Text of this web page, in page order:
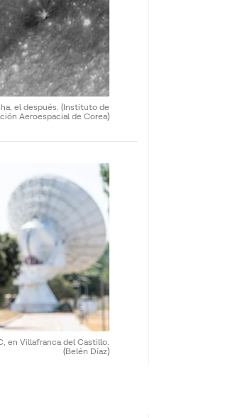
el después. (Instituto de
Aeroespacial de Corea)
en Villafranca del Castillo.
(Belén Díaz)